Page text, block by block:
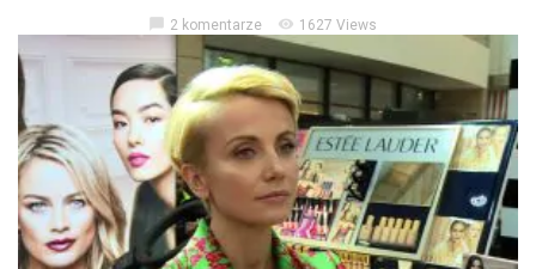
2 komentarze visibility 1627 Views